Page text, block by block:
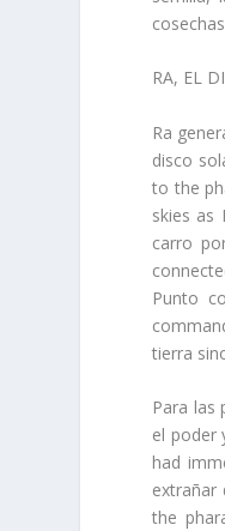
RA, EL
Ra
disco
to the
skies as
carro
Punto
tierra
Para las
el poder
had
extrañar
the